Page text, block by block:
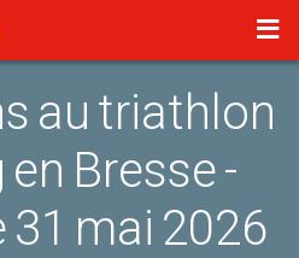
au triathlon
Bresse -
mai 2026